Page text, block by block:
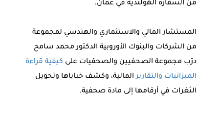
من السّفارة الهولندية في عمّان.
المستشار المالي والاستثماري والهندسي لمجموعة
من الشركات والبنوك الأوروبية الدكتور محمد سامح
درّب مجموعة الصحفيين والصحفيات على كيفية قراءة
الميزانيات والتقاريرالمالية، وكشف خباياها وتحويل
الثغرات في أرقامها إلى مادة صحفية.